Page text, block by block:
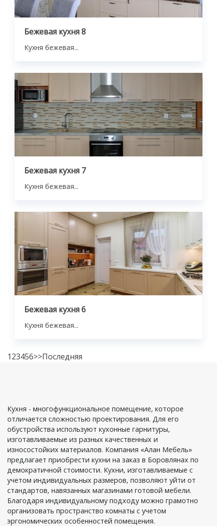
Бежевая кухня 8
Кухня бежевая...
Бежевая кухня 7
Кухня бежевая...
Бежевая кухня 6
Кухня бежевая...
123456>>Последняя
Кухня - многофункциональное помещение, которое
отличается сложностью проектирования. Для его
обустройства используют кухонные гарнитуры,
изготавливаемые из разных качественных и
износостойких материалов. Компания «Алан Мебель»
предлагает приобрести кухни на заказ в Боровлянах по
демократичной стоимости. Кухни, изготавливаемые с
учетом индивидуальных размеров, позволяют уйти от
стандартов, навязанных магазинами готовой мебели.
Благодаря индивидуальному подходу можно грамотно
организовать пространство комнаты с учетом
эргономических особенностей помещения.